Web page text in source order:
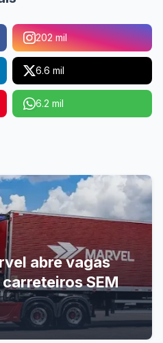
202 mil
6.6 mil
6.2 mil
abre vagas
SEM